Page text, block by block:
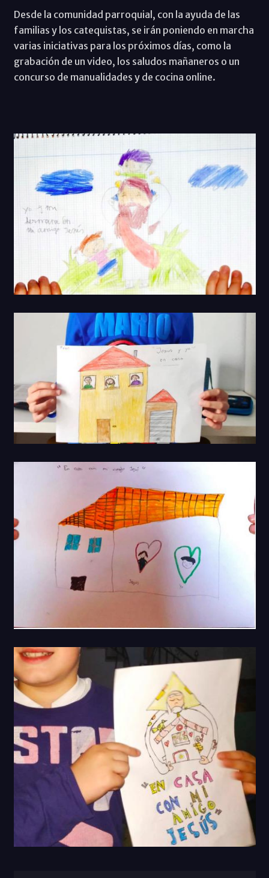
Desde la comunidad parroquial, con la ayuda de las
familias y los catequistas, se irán poniendo en marcha
varias iniciativas para los próximos días, como la
grabación de un video, los saludos mañaneros o un
concurso de manualidades y de cocina online.